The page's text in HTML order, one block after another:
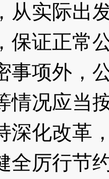
从实际出
保证正常
事项外，
情况应当
深化改革
全厉行节